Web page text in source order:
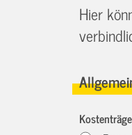
Hier